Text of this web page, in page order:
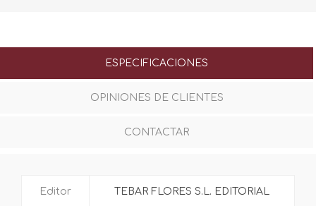
ESPECIFICACIONES
OPINIONES DE CLIENTES
CONTACTAR
Editor TEBAR FLORES S.L. EDITORIAL